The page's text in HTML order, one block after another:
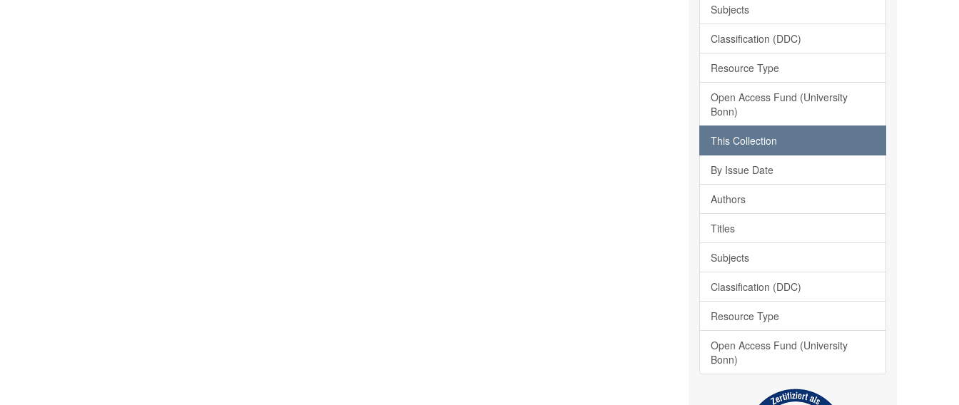
Subjects
Classification (DDC)
Resource Type
Open Access Fund (University
Bonn)
This Collection
By Issue Date
Authors
Titles
Subjects
Classification (DDC)
Resource Type
Open Access Fund (University
Bonn)